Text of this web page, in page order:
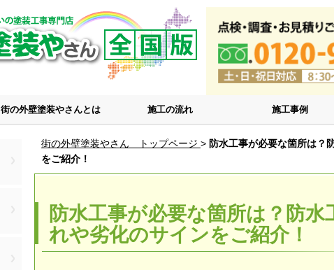
街の外壁塗装やさんとは 施工の流れ 施工事例
街の外壁塗装やさん トップページ > 防水工事が必要な箇所は？
をご紹介！
防水工事が必要な箇所は？防
れや劣化のサインをご紹介！